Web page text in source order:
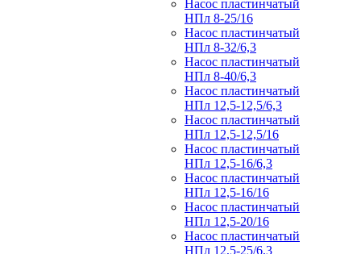
Насос пластинчатый
НПл 8-25/16
Насос пластинчатый
НПл 8-32/6,3
Насос пластинчатый
НПл 8-40/6,3
Насос пластинчатый
НПл 12,5-12,5/6,3
Насос пластинчатый
НПл 12,5-12,5/16
Насос пластинчатый
НПл 12,5-16/6,3
Насос пластинчатый
НПл 12,5-16/16
Насос пластинчатый
НПл 12,5-20/16
Насос пластинчатый
НПл 12,5-25/6,3